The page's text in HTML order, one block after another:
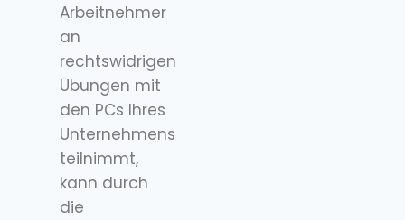
Arbeitnehmer
an
rechtswidrigen
Übungen mit
den PCs Ihres
Unternehmens
teilnimmt,
kann durch
die